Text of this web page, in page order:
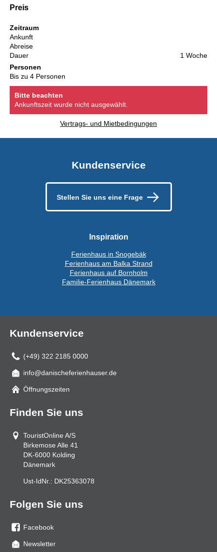
Preis
Zeitraum
Ankunft
Abreise
Dauer
1 Woche
Personen
Bis zu 4 Personen
Bitte beachten
Ankunftszeit wurde nicht ausgewählt.
Vertrags- und Mietbedingungen
Kundenservice
Stellen Sie uns eine Frage
Inspiration
Ferienhaus in Snogebäk
Ferienhaus am Balka Strand
Ferienhaus auf Bornholm
Familie-Ferienhaus Dänemark
Kundenservice
(+49) 322 2185 0000
Mail
info@danischeferienhauser.de
Öffnungszeiten
Finden Sie uns
TouristOnline A/S
Birkemose Alle 41
DK-6000 Kolding
Dänemark
Ust-IdNr.: DK25363078
Folgen Sie uns
Sie
Facebook
Newsletter